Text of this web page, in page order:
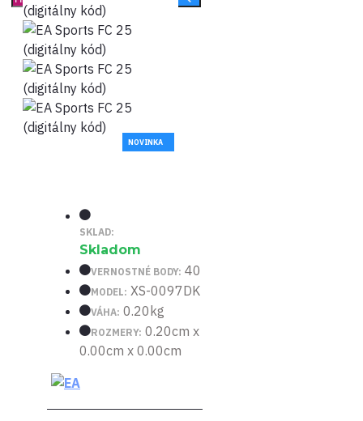
NOVINKA
SKLAD:
Skladom
VERNOSTNÉ BODY: 40
MODEL: XS-0097DK
VÁHA: 0.20kg
ROZMERY: 0.20cm x
0.00cm x 0.00cm